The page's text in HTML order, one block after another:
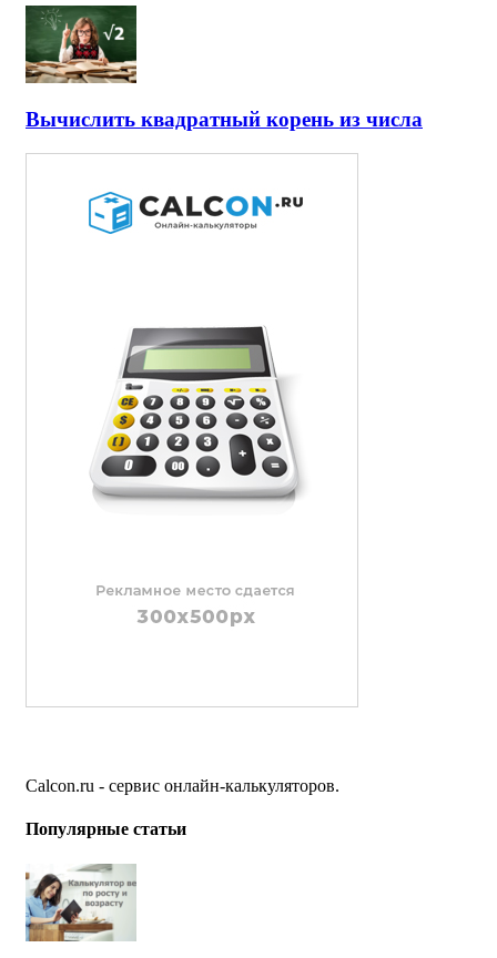
Вычислить квадратный корень из числа
Calcon.ru - сервис онлайн-калькуляторов.
Популярные статьи